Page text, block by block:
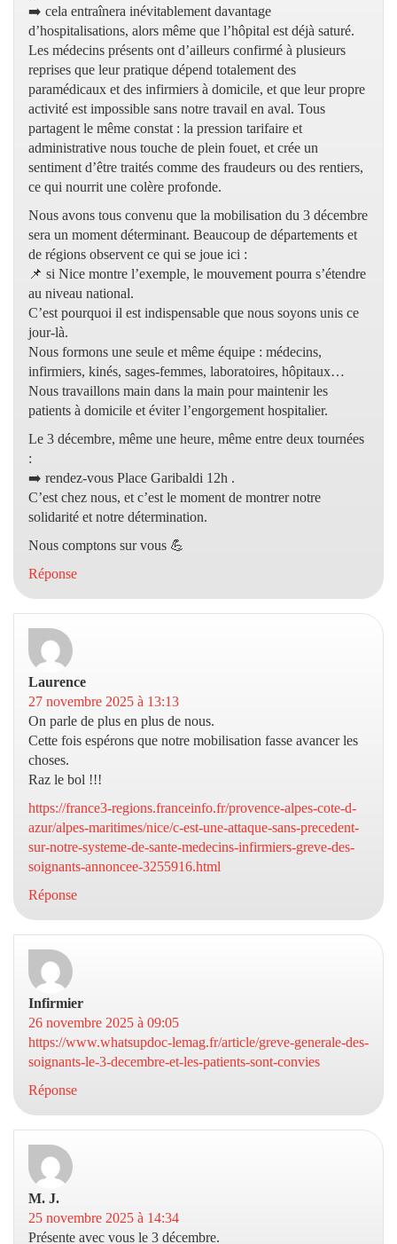
➡️ cela entraînera inévitablement davantage
d’hospitalisations, alors même que l’hôpital est déjà saturé.
Les médecins présents ont d’ailleurs confirmé à plusieurs
reprises que leur pratique dépend totalement des
paramédicaux et des infirmiers à domicile, et que leur propre
activité est impossible sans notre travail en aval. Tous
partagent le même constat : la pression tarifaire et
administrative nous touche de plein fouet, et crée un
sentiment d’être traités comme des fraudeurs ou des rentiers,
ce qui nourrit une colère profonde.
Nous avons tous convenu que la mobilisation du 3 décembre
sera un moment déterminant. Beaucoup de départements et
de régions observent ce qui se joue ici :
📌 si Nice montre l’exemple, le mouvement pourra s’étendre
au niveau national.
C’est pourquoi il est indispensable que nous soyons unis ce
jour-là.
Nous formons une seule et même équipe : médecins,
infirmiers, kinés, sages-femmes, laboratoires, hôpitaux…
Nous travaillons main dans la main pour maintenir les
patients à domicile et éviter l’engorgement hospitalier.
Le 3 décembre, même une heure, même entre deux tournées
:
➡️ rendez-vous Place Garibaldi 12h .
C’est chez nous, et c’est le moment de montrer notre
solidarité et notre détermination.
Nous comptons sur vous 💪
Réponse
Laurence
27 novembre 2025 à 13:13
On parle de plus en plus de nous.
Cette fois espérons que notre mobilisation fasse avancer les
choses.
Raz le bol !!!
https://france3-regions.franceinfo.fr/provence-alpes-cote-d-
azur/alpes-maritimes/nice/c-est-une-attaque-sans-precedent-
sur-notre-systeme-de-sante-medecins-infirmiers-greve-des-
soignants-annoncee-3255916.html
Réponse
Infirmier
26 novembre 2025 à 09:05
https://www.whatsupdoc-lemag.fr/article/greve-generale-des-
soignants-le-3-decembre-et-les-patients-sont-convies
Réponse
M. J.
25 novembre 2025 à 14:34
Présente avec vous le 3 décembre.